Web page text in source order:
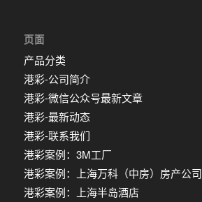
页面
产品分类
港彩-公司简介
港彩-微信公众号最新文章
港彩-最新动态
港彩-联系我们
港彩案例：3M工厂
港彩案例：上海万科（中房）房产公司
港彩案例：上海半岛酒店